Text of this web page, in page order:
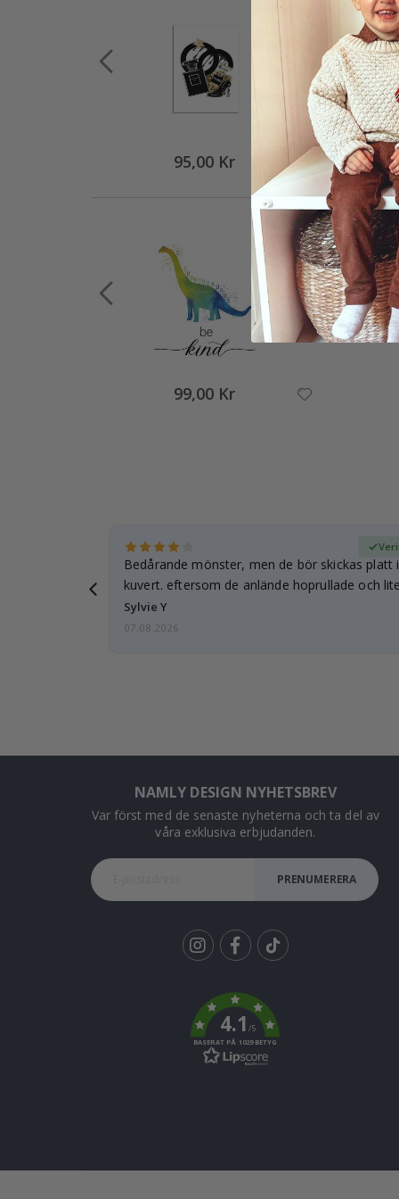
95,00 Kr
99,00 Kr
Bedårande mönster, men de bör skickas platt
kuvert. eftersom de anlände hoprullade och
…
Sylvie Y
07.08.2026
NAMLY DESIGN NYHETSBREV
Var först med de senaste nyheterna och ta del av
våra exklusiva erbjudanden.
PRENUMERERA
k
4.1/5
BASERAT PÅ 1029 BETYG